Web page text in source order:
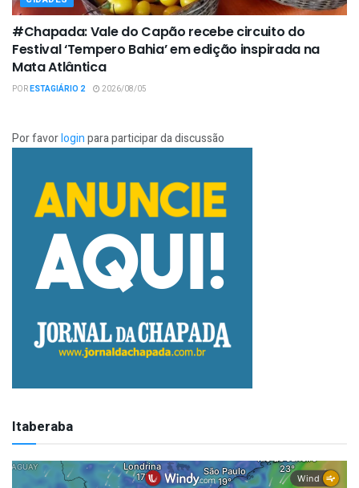
#Chapada: Vale do Capão recebe circuito do
Festival ‘Tempero Bahia’ em edição inspirada na
Mata Atlântica
PORESTAGIÁRIO 2 2026/08/05
Por favorloginpara participar da discussão
Itaberaba